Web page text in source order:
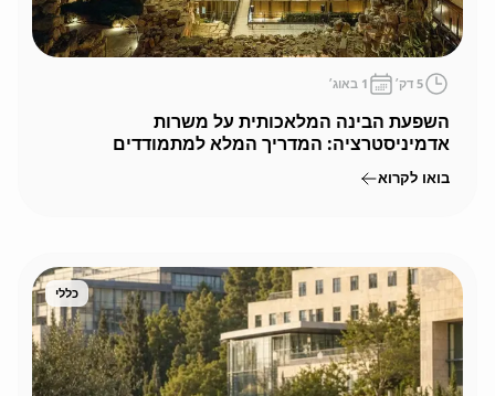
5 דק׳ 1 באוג׳
השפעת הבינה המלאכותית על משרות
אדמיניסטרציה: המדריך המלא למתמודדים
בירושלים
בואו לקרוא
כללי